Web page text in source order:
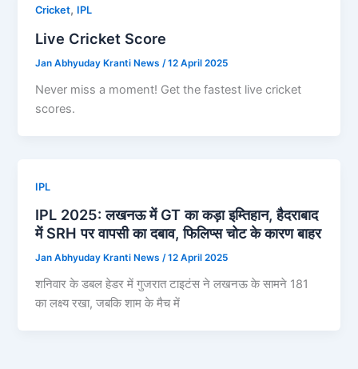
Cricket, IPL
Live Cricket Score
Jan Abhyuday Kranti News/12 April 2025
Never miss a moment! Get the fastest live cricket
scores.
IPL
IPL 2025: लखनऊ में GT का कड़ा इम्तिहान, हैदराबाद
में SRH पर वापसी का दबाव, फिलिप्स चोट के कारण बाहर
Jan Abhyuday Kranti News/12 April 2025
शनिवार के डबल हेडर में गुजरात टाइटंस ने लखनऊ के सामने 181
का लक्ष्य रखा, जबकि शाम के मैच में